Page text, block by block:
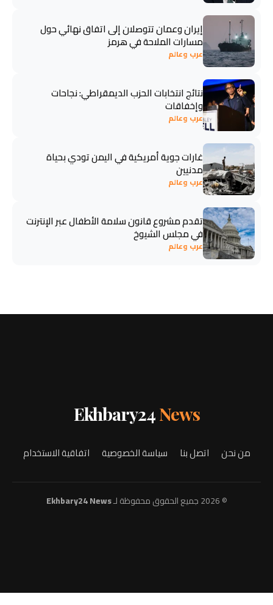
إيران وعمان تتوصلان إلى اتفاق نهائي حول
مسارات الملاحة في هرمز
عرب وعالم
نتائج انتخابات الحزب الديمقراطي: نجاحات
وإخفاقات
عرب وعالم
غارات جوية أمريكية في اليمن تودي بحياة
مدنيين
عرب وعالم
تقدم مشروع قانون سلامة الأطفال عبر الإنترنت
في مجلس الشيوخ
عرب وعالم
Ekhbary24News
من نحن اتصل بنا سياسة الخصوصية اتفاقية الاستخدام
© 2026 جميع الحقوق محفوظة لـ Ekhbary24 News